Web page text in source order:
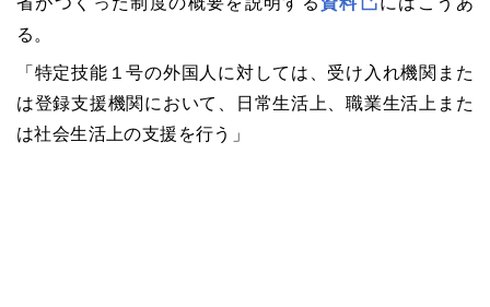
る。
「特定技能１号の外国人に対しては、受け入れ機関また
は登録支援機関において、日常生活上、職業生活上また
は社会生活上の支援を行う」